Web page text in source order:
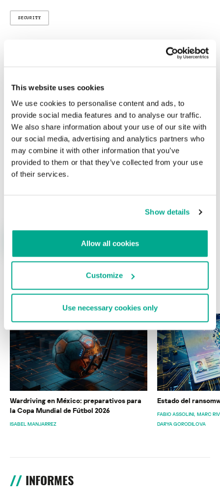
This website uses cookies
We use cookies to personalise content and ads, to
provide social media features and to analyse our traffic.
We also share information about your use of our site with
our social media, advertising and analytics partners who
may combine it with other information that you’ve
provided to them or that they’ve collected from your use
of their services.
Show details
Allow all cookies
Customize
Use necessary cookies only
SECURITY
Investigadores descubren un truco que
Su dirección de correo electrónico no será publicada.
campos obligatorios están marcados con *
ÚLTIMAS PUBLICACIONES
Wardriving en México: preparativos para
la Copa Mundial de Fútbol 2026
ISABEL MANJARREZ
Estado del
FABIO ASSOLINI MARC
DARYA GORODILOVA
INFORMES